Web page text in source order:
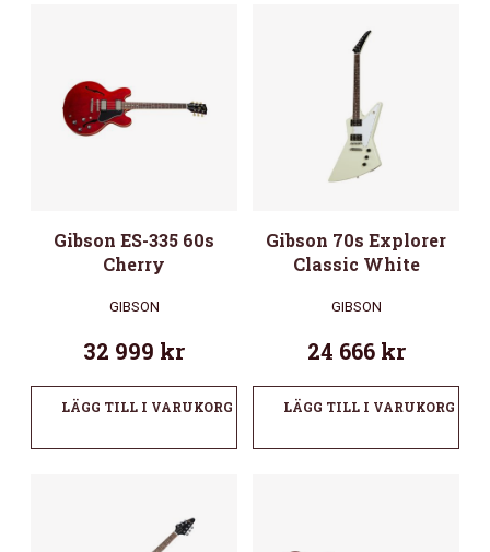
Gibson ES-335 60s
Cherry
GIBSON
32 999 kr
LÄGG TILL I VARUKORG
Gibson 70s Explorer
Classic White
GIBSON
24 666 kr
LÄGG TILL I VARUKORG